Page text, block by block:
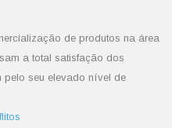
de produtos na área
a total satisfação dos
pelo seu elevado nível de